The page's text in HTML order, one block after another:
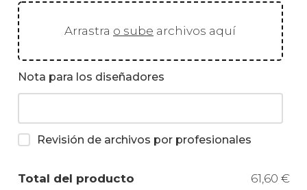
Arrastra o sube archivos aquí
Nota para los diseñadores
Revisión de archivos por profesionales
Total del producto 61,60 €